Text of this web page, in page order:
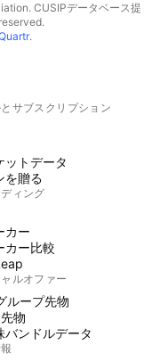
CUSIPデータベース提
.
サブスクリプション
ットデータ
を贈る
ディング
カー
カー比較
ルオファー
ループ先物
物
バンドルデータ